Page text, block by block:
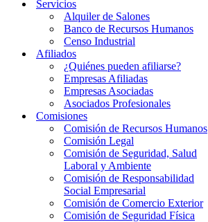
Servicios
Alquiler de Salones
Banco de Recursos Humanos
Censo Industrial
Afiliados
¿Quiénes pueden afiliarse?
Empresas Afiliadas
Empresas Asociadas
Asociados Profesionales
Comisiones
Comisión de Recursos Humanos
Comisión Legal
Comisión de Seguridad, Salud
Laboral y Ambiente
Comisión de Responsabilidad
Social Empresarial
Comisión de Comercio Exterior
Comisión de Seguridad Física